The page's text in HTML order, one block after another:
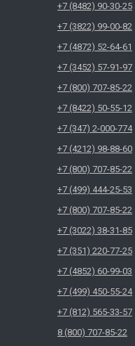
+7 (8482) 90-30-25
+7 (3822) 99-00-82
+7 (4872) 52-64-61
+7 (3452) 57-91-97
+7 (800) 707-85-22
+7 (8422) 50-55-12
+7 (347) 2-000-774
+7 (4212) 98-88-60
+7 (800) 707-85-22
+7 (499) 444-25-53
+7 (800) 707-85-22
+7 (3022) 38-31-85
+7 (351) 220-77-25
+7 (4852) 60-99-03
+7 (499) 450-55-24
+7 (812) 565-33-57
8 (800) 707-85-22